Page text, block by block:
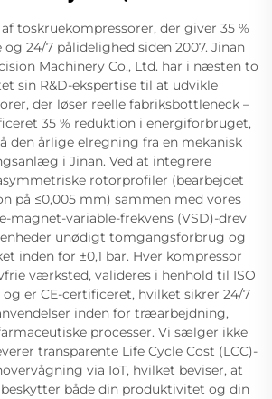
toskruekompressorer, der giver 35 %
og 24/7 pålidelighed siden 2007. Jinan
Machinery Co., Ltd. har i næsten to
sin R&D-ekspertise til at udvikle
der løser reelle fabriksbottleneck –
35 % reduktion i energiforbruget,
den årlige elregning fra en mekanisk
i Jinan. Ved at integrere
rotorprofiler (bearbejdet
på ≤0,005 mm) sammen med vores
magnet-variable-frekvens (VSD)-drev
unødigt tomgangsforbrug og
inden for ±0,1 bar. Hver kompressor
værksted, valideres i henhold til ISO
og er CE-certificeret, hvilket sikrer 24/7
inden for træarbejdning,
processer. Vi sælger ikke
transparente Life Cycle Cost (LCC)-
via IoT, hvilket beviser, at
både din produktivitet og din